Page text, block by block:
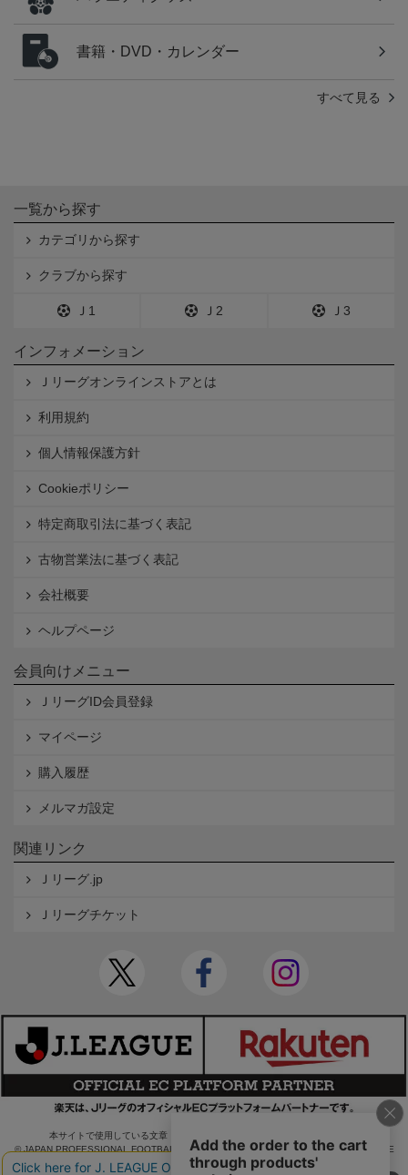
書籍・DVD・カレンダー
すべて見る
一覧から探す
カテゴリから探す
クラブから探す
Ｊ1 Ｊ2 Ｊ3
インフォメーション
Ｊリーグオンラインストアとは
利用規約
個人情報保護方針
Cookieポリシー
特定商取引法に基づく表記
古物営業法に基づく表記
会社概要
ヘルプページ
会員向けメニュー
ＪリーグID会員登録
マイページ
購入履歴
メルマガ設定
関連リンク
Ｊリーグ.jp
Ｊリーグチケット
本サイトで使用している文章・画像等の無断での複製・転載を禁止します。
© JAPAN PROFESSIONAL FOOTBALL LEAGUE Rakuten Group, Inc. ALL RIGHTS RE
SERVED.